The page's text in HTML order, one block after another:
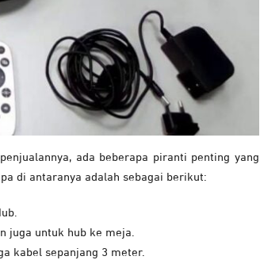
ada beberapa piranti penting yang
di antaranya adalah sebagai berikut:
juga untuk hub ke meja.
kabel sepanjang 3 meter.